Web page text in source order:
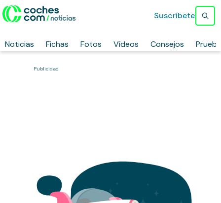
Noticias Fichas Fotos Vídeos Consejos
Suscríbete
Publicidad